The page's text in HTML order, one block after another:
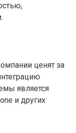
ценят за
является
и других